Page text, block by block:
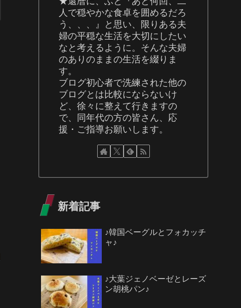
人で穏やかな食卓を囲めるだろ
う、、、』と思い、限りある夫
婦の平穏な生活を大切にしたい
なと考えるように。そんな夫婦
のありのままの生活を綴りま
す。
ブログ初心者で洗練された他の
ブログとは比較にならないけ
ど、徐々に整えて行きますの
で、同年代の方の皆さん、応
援・ご指導お願いします。
新着記事
♪韓国ベーグルとフォカッチ
ャ♪
♪大葉ジェノベーゼとレーズ
ン胡桃パン♪